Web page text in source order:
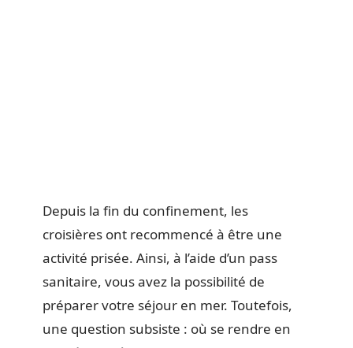
Depuis la fin du confinement, les
croisières ont recommencé à être une
activité prisée. Ainsi, à l’aide d’un pass
sanitaire, vous avez la possibilité de
préparer votre séjour en mer. Toutefois,
une question subsiste : où se rendre en